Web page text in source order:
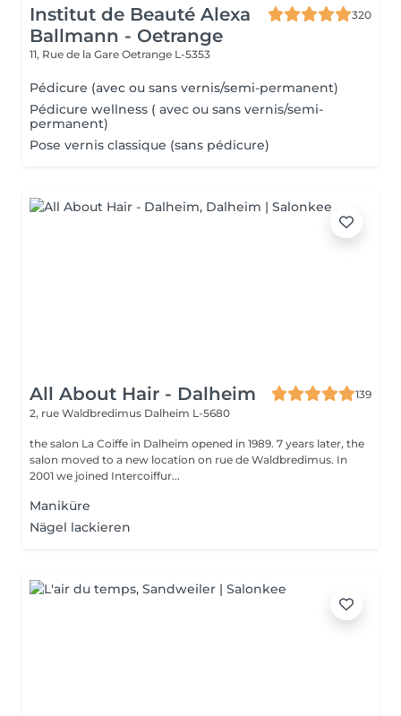
Institut de Beauté Alexa
Ballmann - Oetrange
320
11, Rue de la Gare Oetrange L-5353
Pédicure (avec ou sans vernis/semi-permanent)
Pédicure wellness ( avec ou sans vernis/semi-
permanent)
Pose vernis classique (sans pédicure)
All About Hair - Dalheim
139
2, rue Waldbredimus Dalheim L-5680
the salon La Coiffe in Dalheim opened in 1989. 7 years later, the
salon moved to a new location on rue de Waldbredimus. In
2001 we joined Intercoiffur...
Maniküre
Nägel lackieren